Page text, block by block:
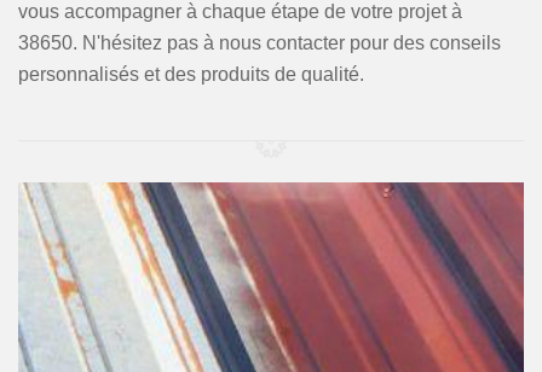
vous accompagner à chaque étape de votre projet à
38650. N'hésitez pas à nous contacter pour des conseils
personnalisés et des produits de qualité.